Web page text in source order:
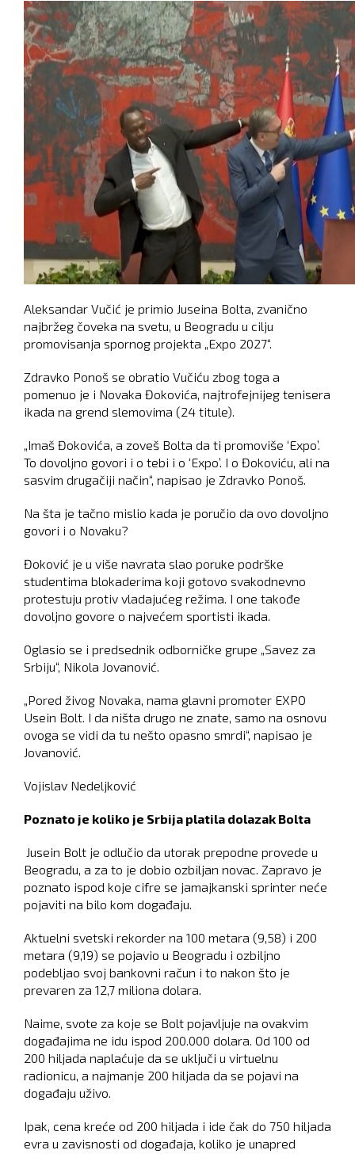
Aleksandar Vučić je primio Juseina Bolta, zvanično
najbržeg čoveka na svetu, u Beogradu u cilju
promovisanja spornog projekta „Expo 2027“.
Zdravko Ponoš se obratio Vučiću zbog toga a
pomenuo je i Novaka Đokovića, najtrofejnijeg tenisera
ikada na grend slemovima (24 titule).
„Imaš Đokovića, a zoveš Bolta da ti promoviše ‘Expo’.
To dovoljno govori i o tebi i o ‘Expo’. I o Đokoviću, ali na
sasvim drugačiji način“, napisao je Zdravko Ponoš.
Na šta je tačno mislio kada je poručio da ovo dovoljno
govori i o Novaku?
Đoković je u više navrata slao poruke podrške
studentima blokaderima koji gotovo svakodnevno
protestuju protiv vladajućeg režima. I one takođe
dovoljno govore o najvećem sportisti ikada.
Oglasio se i predsednik odborničke grupe „Savez za
Srbiju“, Nikola Jovanović.
„Pored živog Novaka, nama glavni promoter EXPO
Usein Bolt. I da ništa drugo ne znate, samo na osnovu
ovoga se vidi da tu nešto opasno smrdi“, napisao je
Jovanović.
Vojislav Nedeljković
Poznato je koliko je Srbija platila dolazak Bolta
Jusein Bolt je odlučio da utorak prepodne provede u
Beogradu, a za to je dobio ozbiljan novac. Zapravo je
poznato ispod koje cifre se jamajkanski sprinter neće
pojaviti na bilo kom događaju.
Aktuelni svetski rekorder na 100 metara (9,58) i 200
metara (9,19) se pojavio u Beogradu i ozbiljno
podebljao svoj bankovni račun i to nakon što je
prevaren za 12,7 miliona dolara.
Naime, svote za koje se Bolt pojavljuje na ovakvim
događajima ne idu ispod 200.000 dolara. Od 100 od
200 hiljada naplaćuje da se uključi u virtuelnu
radionicu, a najmanje 200 hiljada da se pojavi na
događaju uživo.
Ipak, cena kreće od 200 hiljada i ide čak do 750 hiljada
evra u zavisnosti od događaja, koliko je unapred